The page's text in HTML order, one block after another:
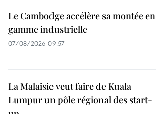
Le Cambodge accélère sa montée en
gamme industrielle
07/08/2026 09:57
La Malaisie veut faire de Kuala
Lumpur un pôle régional des start-